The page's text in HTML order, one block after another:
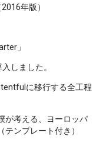
年版）
」
しました。
に移行する全工程
が考える、ヨーロッパ
ンプレート付き）